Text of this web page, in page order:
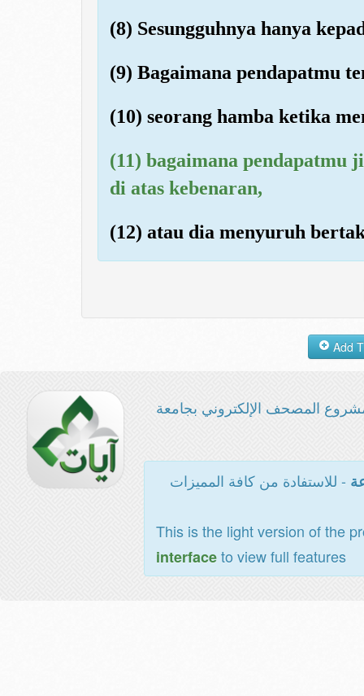
(8) Sesungguhnya hanya
(9) Bagaimana pendapatmu
(10) seorang hamba ketika
(11) bagaimana pendapatmu
di atas kebenaran,
(12) atau dia menyuruh
المصحف الإلكتروني بجامعة
- للاستفادة من كافة المميزات
This is the light version of the
interfaceto view full features